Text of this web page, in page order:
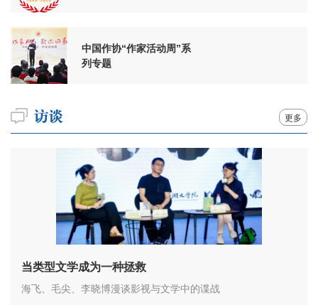
中国作协“作家活动周”系
列专题
更多
当类型文学成为一种拯救
海飞、毛尖、李晓博漫谈影视与文学中的谍战